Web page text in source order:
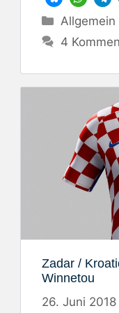
Kategorien
Allgemein
4
Zadar /
Winnetou
26. Juni 2018